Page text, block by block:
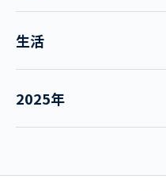
生活
2025年